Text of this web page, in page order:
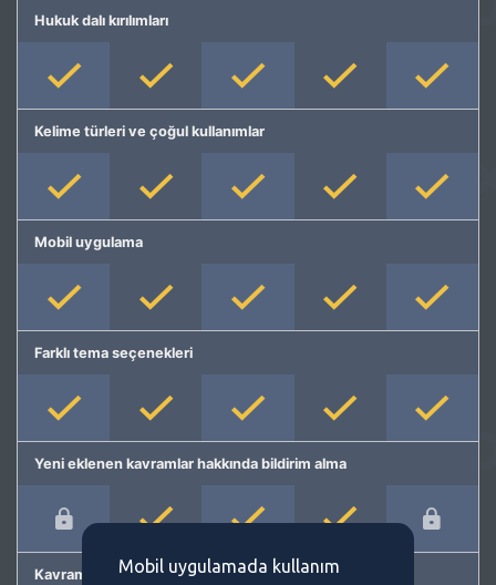
Hukuk dalı kırılımları
Kelime türleri ve çoğul kullanımlar
Mobil uygulama
Farklı tema seçenekleri
Yeni eklenen kavramlar hakkında bildirim alma
Kavram önermeMobil uygulamada kullanım